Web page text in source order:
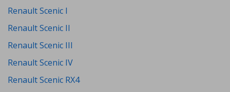
Renault Scenic I
Renault Scenic II
Renault Scenic III
Renault Scenic IV
Renault Scenic RX4